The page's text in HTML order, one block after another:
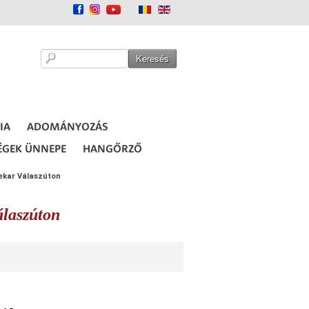
ADOMÁNYOZÁS
ÜNNEPE HANGŐRZŐ
Válaszúton